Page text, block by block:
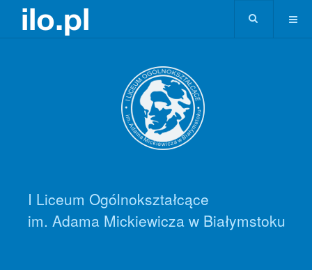
I Liceum Ogólnokształcące
im. Adama Mickiewicza w Białymstoku